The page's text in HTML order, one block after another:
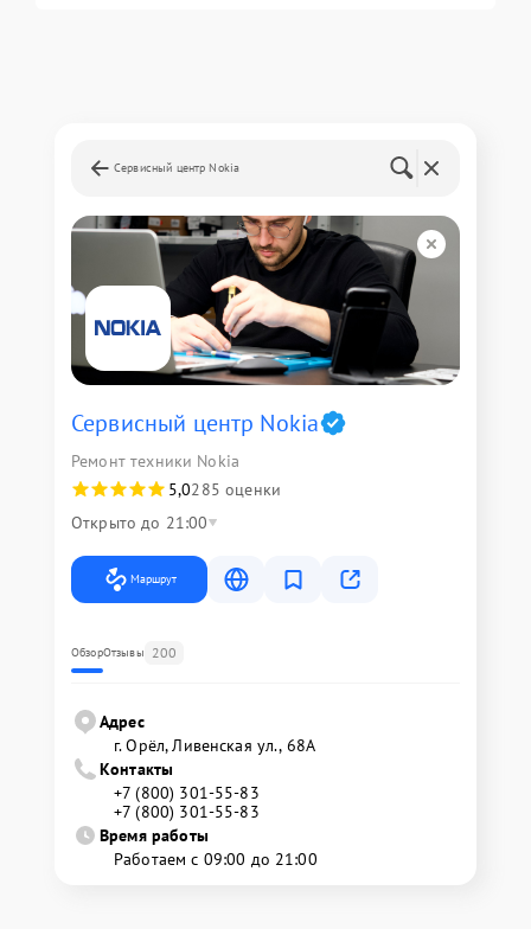
Сервисный центр Nokia
Сервисный центр Nokia
Ремонт техники Nokia
5,0285 оценки
Открыто до 21:00
Маршрут
ОбзорОтзывы 200
Адрес
г. Орёл, Ливенская ул., 68А
Контакты
+7 (800) 301-55-83
+7 (800) 301-55-83
Время работы
Работаем с 09:00 до 21:00